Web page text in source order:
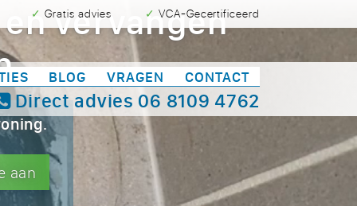
Direct advies 06 8109 4762
✓ Gratis advies ✓ VCA-Gecertificeerd
BLOG VRAGEN CONTACT
vervangen
aan